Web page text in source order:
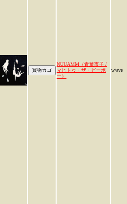
NUUAMM（青葉市子 /
マヒトゥ・ザ・ピーポ
ー）
w/ave